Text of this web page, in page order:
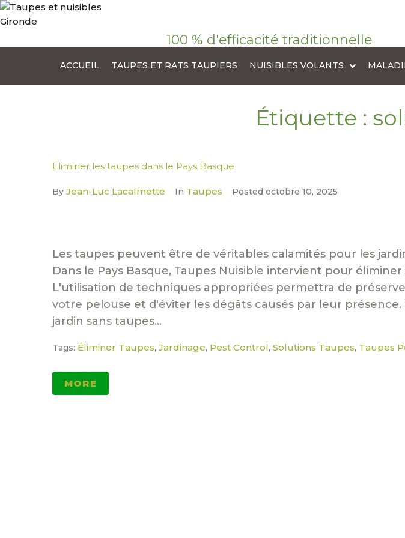
100 % d'efficacité traditionnelle
ACCUEIL TAUPES ET RATS TAUPIERS NUISIBLES VOLANTS
Étiquette :
Eliminer les taupes dans le Pays Basque
By Jean-Luc Lacalmette In Taupes Posted octobre 10, 2025
Les taupes peuvent être de véritables calamités pour les
Dans le Pays Basque, Taupes Nuisible intervient pour éliminer
L'utilisation de techniques appropriées permettra de
votre pelouse et d'éviter les dégâts causés par leur
jardin sans taupes...
Tags: Éliminer Taupes, Jardinage, Pest Control, Solutions Taupes, Taupes
MORE